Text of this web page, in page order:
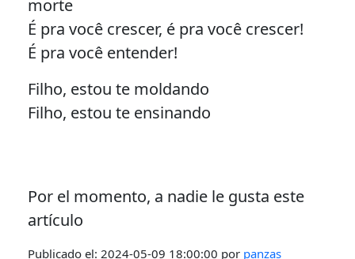
morte
É pra você crescer, é pra você crescer!
É pra você entender!
Filho, estou te moldando
Filho, estou te ensinando
Por el momento, a nadie le gusta este
artículo
Publicado el: 2024-05-09 18:00:00 por panzas